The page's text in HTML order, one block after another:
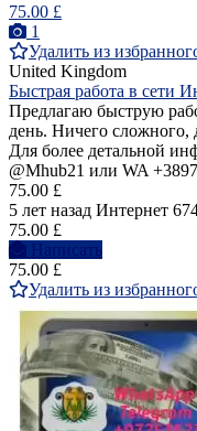
75.00 £
1
Удалить из
United Kingdom
Быстрая работа в сети
Предлагаю быструю
день. Ничего
Для более детальной
@Mhub21 или WA
75.00 £
5 лет назад Интернет
75.00 £
Написать
75.00 £
Удалить из